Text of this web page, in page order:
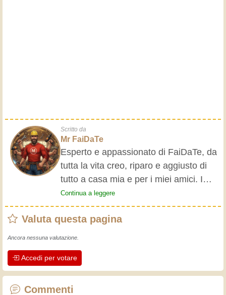
Scritto da
Mr FaiDaTe
Esperto e appassionato di FaiDaTe, da
tutta la vita creo, riparo e aggiusto di
tutto a casa mia e per i miei amici. I
nonni mi hanno insegnato i primi
rudimenti, fin da piccolo e da allora ho
fatto un sacco di esperienze.
L'esperienza insegna! Tiene attivi e
artigiani professionisti mettono nel loro
lavoro. Impariamo insieme, ogni giorno
è una occasione per migliorare. Buon
Continua a leggere
Valuta questa pagina
Ancora nessuna valutazione.
Accedi per votare
Commenti